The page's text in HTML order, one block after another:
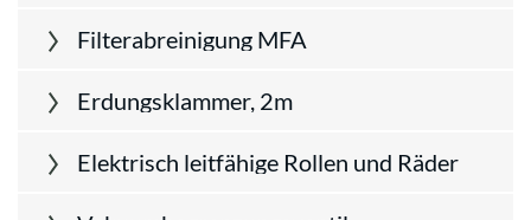
Filterabreinigung MFA
Erdungsklammer, 2m
Elektrisch leitfähige Rollen und Räder